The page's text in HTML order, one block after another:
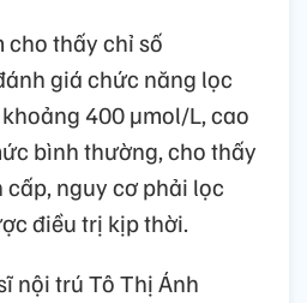
cho thấy chỉ số
giá chức năng lọc
400 µmol/L, cao
bình thường, cho thấy
nguy cơ phải lọc
điều trị kịp thời.
nội trú Tô Thị Ánh